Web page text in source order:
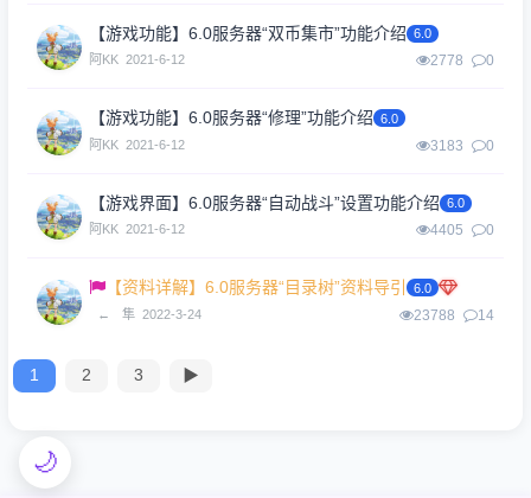
【游戏功能】6.0服务器“双币集市”功能介绍 6.0
阿KK 2021-6-12 2778 0
【游戏功能】6.0服务器“修理”功能介绍 6.0
阿KK 2021-6-12 3183 0
【游戏界面】6.0服务器“自动战斗”设置功能介绍 6.0
阿KK 2021-6-12 4405 0
【资料详解】6.0服务器“目录树”资料导引
6.0
←
隼 2022-3-24 23788 14
1 2 3 ▶
🌙